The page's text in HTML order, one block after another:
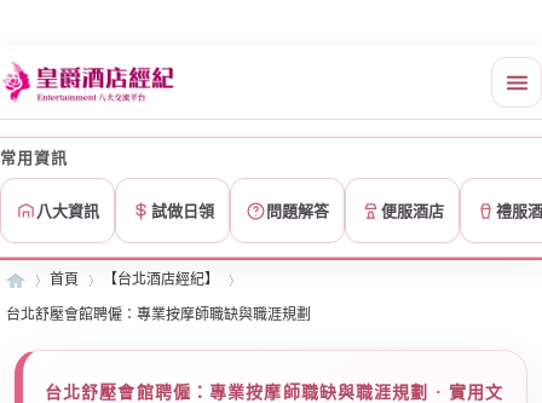
常用資訊
八大資訊 試做日領 問題解答 便服酒店 禮服
首頁
›
【台北酒店經紀】
›
台北舒壓會館聘僱：專業按摩師職缺與職涯規劃
台北舒壓會館聘僱：專業按摩師職缺與職涯規劃 · 實用文